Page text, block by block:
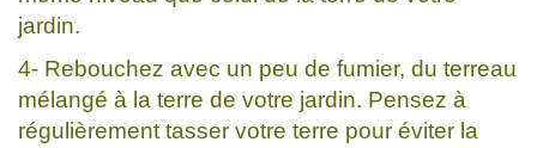
jardin.
4- Rebouchez avec un peu de fumier, du terreau
mélangé à la terre de votre jardin. Pensez à
régulièrement tasser votre terre pour éviter la